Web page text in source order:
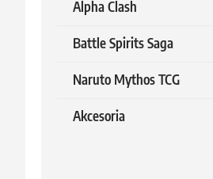
Alpha Clash
Battle Spirits Saga
Naruto Mythos TCG
Akcesoria